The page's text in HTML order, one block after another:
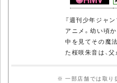
『週刊少年ジャ
アニメ。幼い頃
中を見てその魔
た桜咲朱音は、
※ 一部店舗では取り